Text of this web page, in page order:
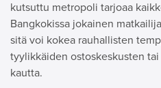
kutsuttu metropoli tarjoaa
Bangkokissa jokainen
sitä voi kokea rauhallisten
tyylikkäiden ostoskeskusten
kautta.